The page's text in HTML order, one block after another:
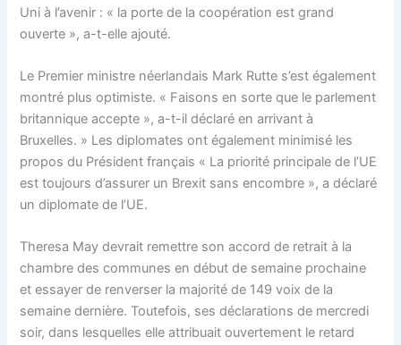
Uni à l’avenir : « la porte de la coopération est grand
ouverte », a-t-elle ajouté.
Le Premier ministre néerlandais Mark Rutte s’est également
montré plus optimiste. « Faisons en sorte que le parlement
britannique accepte », a-t-il déclaré en arrivant à
Bruxelles. » Les diplomates ont également minimisé les
propos du Président français « La priorité principale de l’UE
est toujours d’assurer un Brexit sans encombre », a déclaré
un diplomate de l’UE.
Theresa May devrait remettre son accord de retrait à la
chambre des communes en début de semaine prochaine
et essayer de renverser la majorité de 149 voix de la
semaine dernière. Toutefois, ses déclarations de mercredi
soir, dans lesquelles elle attribuait ouvertement le retard